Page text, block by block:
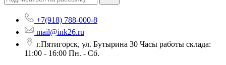
+7(918) 788-000-8
mail@ink26.ru
г.Пятигорск, ул. Бутырина 30 Часы работы склада:
11:00 - 16:00 Пн. - Сб.